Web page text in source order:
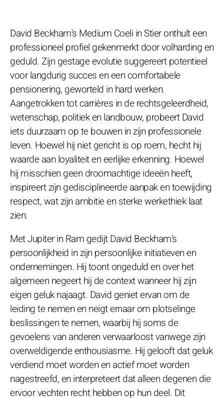
David Beckham's Medium Coeli in Stier onthult een
professioneel profiel gekenmerkt door volharding en
geduld. Zijn gestage evolutie suggereert potentieel
voor langdurig succes en een comfortabele
pensionering, geworteld in hard werken.
Aangetrokken tot carrières in de rechtsgeleerdheid,
wetenschap, politiek en landbouw, probeert David
iets duurzaam op te bouwen in zijn professionele
leven. Hoewel hij niet gericht is op roem, hecht hij
waarde aan loyaliteit en eerlijke erkenning. Hoewel
hij misschien geen droomachtige ideeën heeft,
inspireert zijn gedisciplineerde aanpak en toewijding
respect, wat zijn ambitie en sterke werkethiek laat
zien.
Met Jupiter in Ram gedijt David Beckham's
persoonlijkheid in zijn persoonlijke initiatieven en
ondernemingen. Hij toont ongeduld en over het
algemeen negeert hij de context wanneer hij zijn
eigen geluk najaagt. David geniet ervan om de
leiding te nemen en neigt ernaar om plotselinge
beslissingen te nemen, waarbij hij soms de
gevoelens van anderen verwaarloost vanwege zijn
overweldigende enthousiasme. Hij gelooft dat geluk
verdiend moet worden en actief moet worden
nagestreefd, en interpreteert dat alleen degenen die
ervoor vechten recht hebben op hun deel. Dit